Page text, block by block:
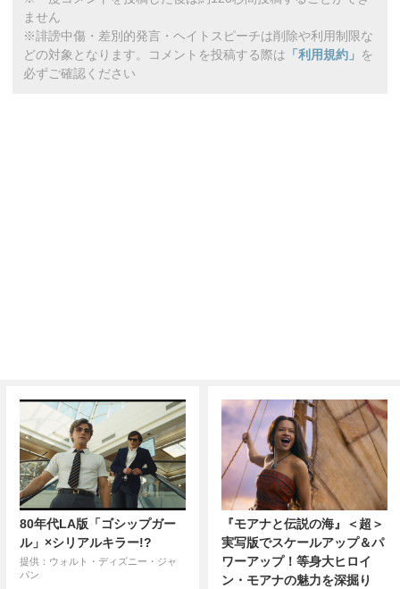
ません
※誹謗中傷・差別的発言・ヘイトスピーチは削除や利用制限な
どの対象となります。コメントを投稿する際は 「利用規約」 を
必ずご確認ください
80年代LA版「ゴシップガー
ル」×シリアルキラー!?
提供：ウォルト・ディズニー・ジャ
パン
『モアナと伝説の海』＜超＞
実写版でスケールアップ＆パ
ワーアップ！等身大ヒロイ
ン・モアナの魅力を深掘り